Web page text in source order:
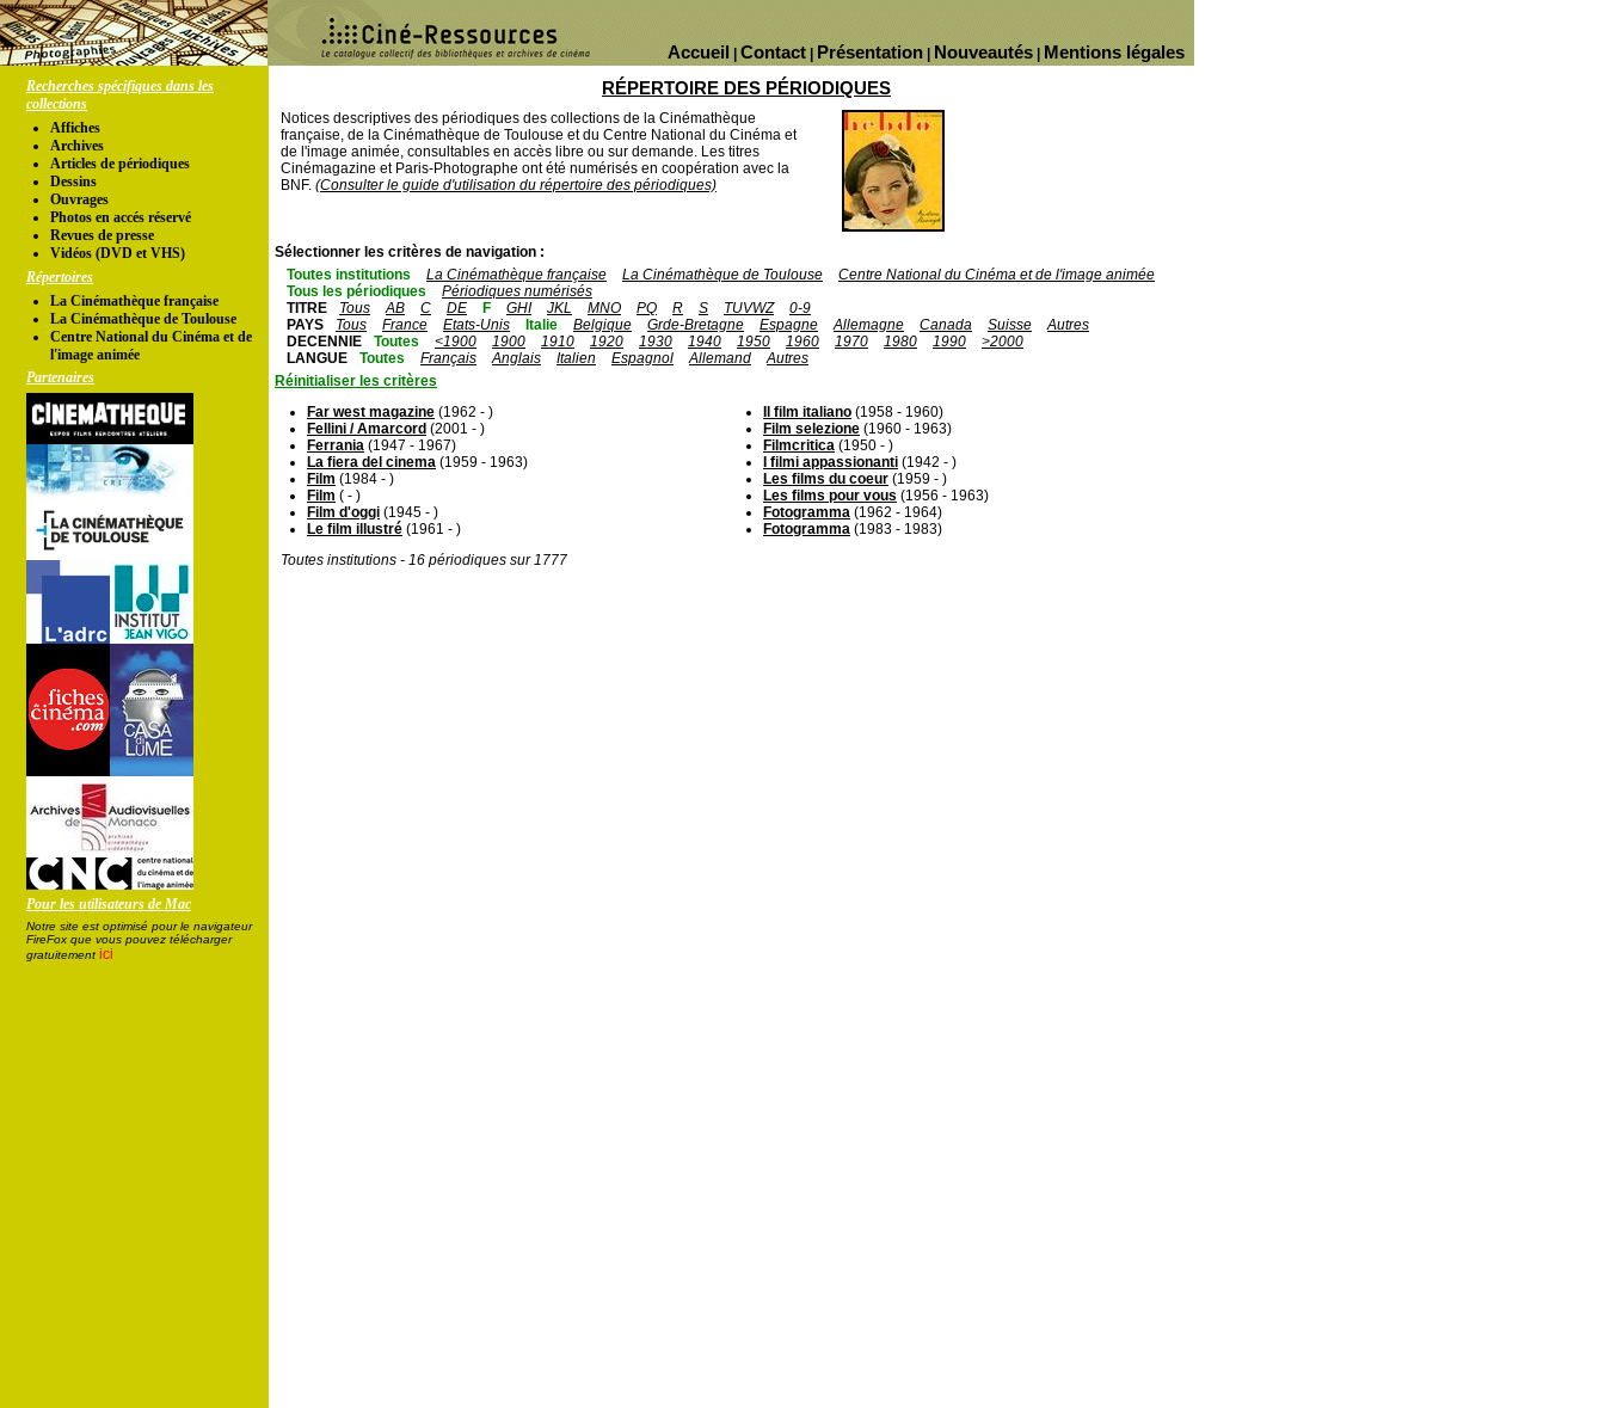
Mentions légales
Nouveautés
Présentation
Contact
Accueil
Recherches spécifiques dans les
collections
Affiches
Archives
Articles de périodiques
Dessins
Ouvrages
Photos en accés réservé
Revues de presse
Vidéos (DVD et VHS)
Répertoires
La Cinémathèque française
La Cinémathèque de Toulouse
Centre National du Cinéma et de
l'image animée
Partenaires
Pour les utilisateurs de Mac
Notre site est optimisé pour le navigateur
FireFox que vous pouvez télécharger
gratuitement ici
RÉPERTOIRE DES PÉRIODIQUES
Notices descriptives des périodiques des collections de la Cinémathèque
française, de la Cinémathèque de Toulouse et du Centre National du Cinéma et
de l'image animée, consultables en accès libre ou sur demande. Les titres
Cinémagazine et Paris-Photographe ont été numérisés en coopération avec la
BNF. (Consulter le guide d'utilisation du répertoire des périodiques)
Sélectionner les critères de navigation :
Toutes institutions
La Cinémathèque française La Cinémathèque de Toulouse
Centre National du Cinéma et de l'image animée
Tous les périodiques
Périodiques numérisés
TITRE
Tous AB C DE F GHI JKL MNO PQ R S TUVWZ
0-9
PAYS
Tous France Etats-Unis Italie Belgique Grde-Bretagne Espagne Allemagne Canada Suisse
Autres
DECENNIE
Toutes <1900 1900 1910 1920 1930 1940 1950 1960 1970 1980 1990
>2000
LANGUE
Toutes Français Anglais Italien Espagnol Allemand
Autres
Réinitialiser les critères
Far west magazine (1962 - )
Fellini / Amarcord (2001 - )
Ferrania (1947 - 1967)
La fiera del cinema (1959 - 1963)
Film (1984 - )
Film ( - )
Film d'oggi (1945 - )
Le film illustré (1961 - )
Il film italiano (1958 - 1960)
Film selezione (1960 - 1963)
Filmcritica (1950 - )
I filmi appassionanti (1942 - )
Les films du coeur (1959 - )
Les films pour vous (1956 - 1963)
Fotogramma (1962 - 1964)
Fotogramma (1983 - 1983)
Toutes institutions - 16 périodiques sur 1777